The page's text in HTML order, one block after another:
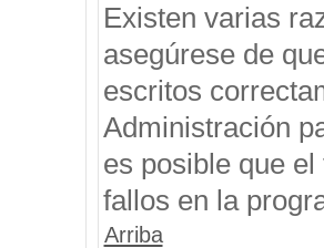
Existen varias
asegúrese de
escritos
Administración
es posible que
fallos en la
Arriba